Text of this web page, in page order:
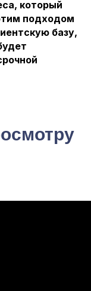
который
подходом
базу,